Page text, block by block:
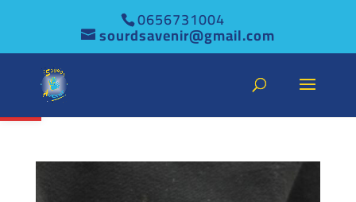
Ouvrir la barre d’outils
0656731004
sourdsavenir@gmail.com